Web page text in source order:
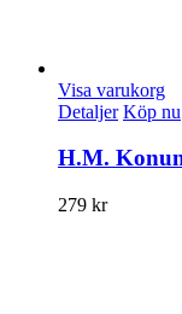
Visa varukorg
Detaljer Köp nu
H.M.
279 kr